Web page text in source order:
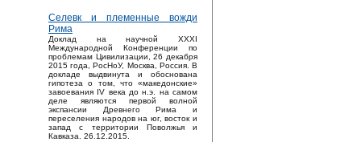
Селевк и племенные вожди
Рима
Доклад на научной XXXI
Международной Конференции по
проблемам Цивилизации, 26 декабря
2015 года, РосНоУ, Москва, Россия. В
докладе выдвинута и обоснована
гипотеза о том, что «македонские»
завоевания IV века до н.э. на самом
деле являются первой волной
экспансии Древнего Рима и
переселения народов на юг, восток и
запад с территории Поволжья и
Кавказа. 26.12.2015.